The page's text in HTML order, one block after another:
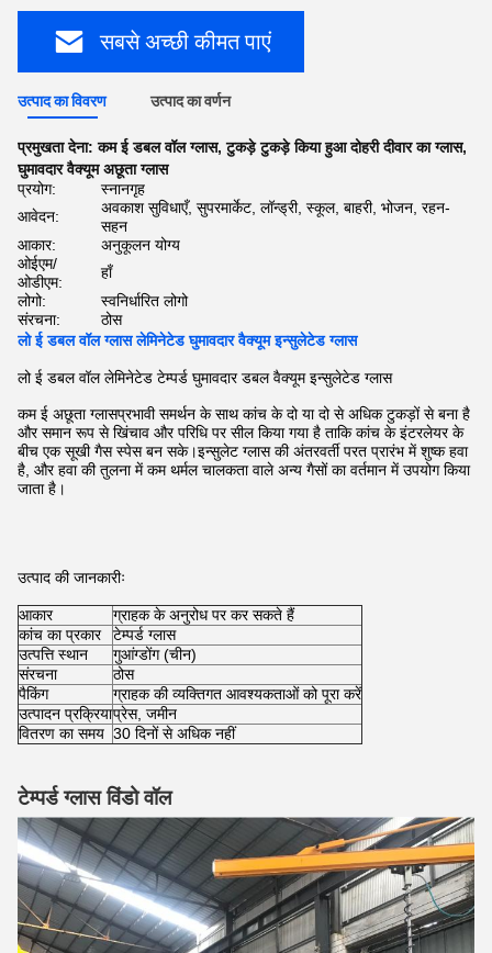
सबसे अच्छी कीमत पाएं
उत्पाद का विवरण उत्पाद का वर्णन
प्रमुखता देना:कम ई डबल वॉल ग्लास,टुकड़े टुकड़े किया हुआ दोहरी दीवार का ग्लास,
घुमावदार वैक्यूम अछूता ग्लास
प्रयोग:
स्नानगृह
आवेदन:
अवकाश सुविधाएँ, सुपरमार्केट, लॉन्ड्री, स्कूल, बाहरी, भोजन, रहन-
सहन
आकार:
अनुकूलन योग्य
ओईएम/
ओडीएम:
हाँ
लोगो:
स्वनिर्धारित लोगो
संरचना:
ठोस
लो ई डबल वॉल ग्लास लेमिनेटेड घुमावदार वैक्यूम इन्सुलेटेड ग्लास
लो ई डबल वॉल लेमिनेटेड टेम्पर्ड घुमावदार डबल वैक्यूम इन्सुलेटेड ग्लास
कम ई अछूता ग्लासप्रभावी समर्थन के साथ कांच के दो या दो से अधिक टुकड़ों से बना है
और समान रूप से खिंचाव और परिधि पर सील किया गया है ताकि कांच के इंटरलेयर के
बीच एक सूखी गैस स्पेस बन सके।इन्सुलेट ग्लास की अंतरवर्ती परत प्रारंभ में शुष्क हवा
है, और हवा की तुलना में कम थर्मल चालकता वाले अन्य गैसों का वर्तमान में उपयोग किया
जाता है।
उत्पाद की जानकारीः
आकार
ग्राहक के अनुरोध पर कर सकते हैं
कांच का प्रकार
टेम्पर्ड ग्लास
उत्पत्ति स्थान
गुआंग्डोंग (चीन)
संरचना
ठोस
पैकिंग
ग्राहक की व्यक्तिगत आवश्यकताओं को पूरा करें
उत्पादन प्रक्रियाप्रेस, जमीन
वितरण का समय 30 दिनों से अधिक नहीं
टेम्पर्ड ग्लास विंडो वॉल